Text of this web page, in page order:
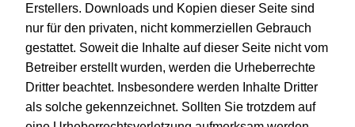
Erstellers. Downloads und Kopien dieser Seite sind
nur für den privaten, nicht kommerziellen Gebrauch
gestattet. Soweit die Inhalte auf dieser Seite nicht vom
Betreiber erstellt wurden, werden die Urheberrechte
Dritter beachtet. Insbesondere werden Inhalte Dritter
als solche gekennzeichnet. Sollten Sie trotzdem auf